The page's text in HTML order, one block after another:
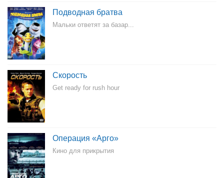
Подводная братва
Мальки ответят за базар...
Скорость
Get ready for rush hour
Операция «Арго»
Кино для прикрытия